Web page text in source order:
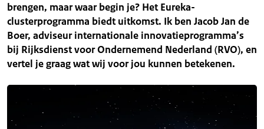
brengen, maar waar begin je? Het Eureka-
clusterprogramma biedt uitkomst. Ik ben Jacob Jan de
Boer, adviseur internationale innovatieprogramma’s
bij Rijksdienst voor Ondernemend Nederland (RVO), en
vertel je graag wat wij voor jou kunnen betekenen.